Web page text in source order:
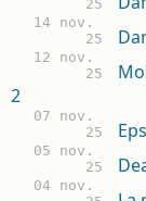
25
14 nov.
25
12 nov.
25
2
07 nov.
25
05 nov.
25
04 nov.